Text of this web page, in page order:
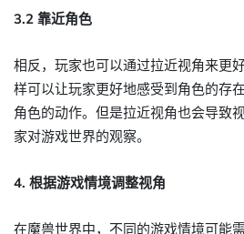
3.2 靠近角色
相反，玩家也可以通过拉近视角来更
样可以让玩家更好地感受到角色的存
角色的动作。但是拉近视角也会导致
家对游戏世界的观察。
4. 根据游戏情境调整视角
在魔兽世界中，不同的游戏情境可能